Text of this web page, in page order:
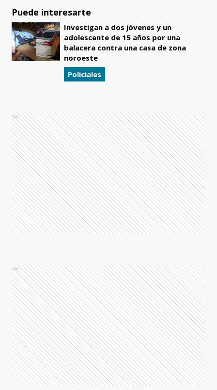
Puede interesarte
Investigan a dos jóvenes y un
adolescente de 15 años por una
balacera contra una casa de zona
noroeste
Policiales
Ads
Ads